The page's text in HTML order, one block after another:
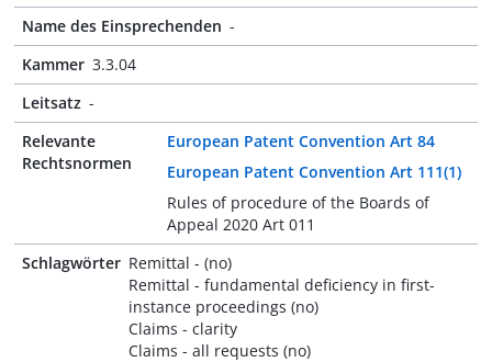
Name des Einsprechenden -
Kammer 3.3.04
Leitsatz -
Relevante
Rechtsnormen
European Patent Convention Art 84
European Patent Convention Art 111(1)
Rules of procedure of the Boards of
Appeal 2020 Art 011
Schlagwörter Remittal - (no)
Remittal - fundamental deficiency in first-
instance proceedings (no)
Claims - clarity
Claims - all requests (no)